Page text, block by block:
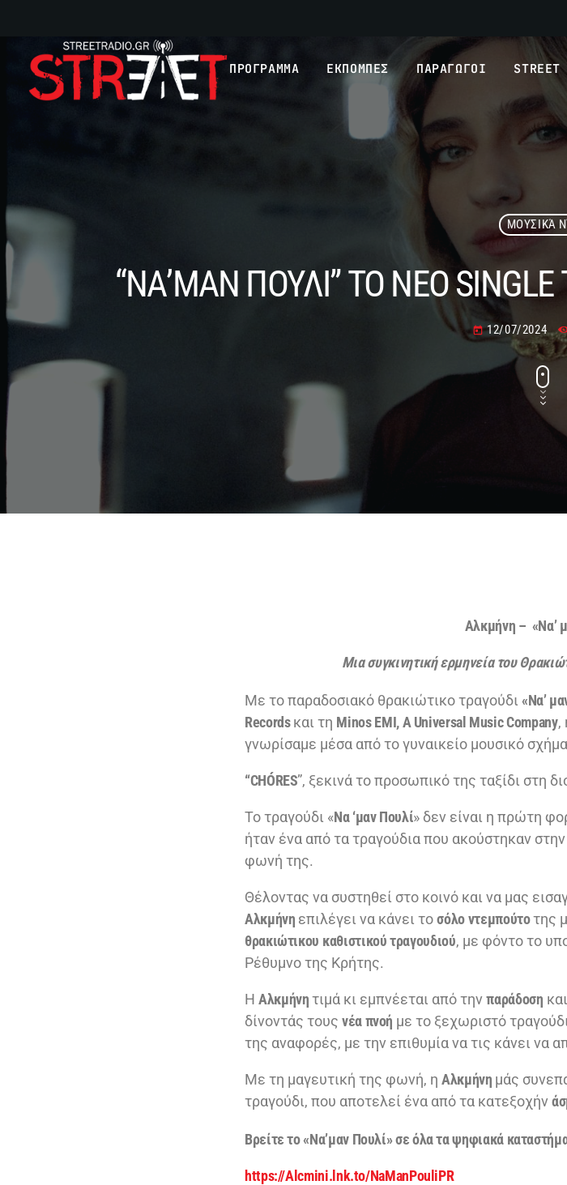
ΠΡΟΓΡΑΜΜΑ ΕΚΠΟΜΠΕΣ ΠΑΡΑΓΩΓΟΙ STREET
ΜΟΥΣΙΚΆ
“ΝΑ’ΜΑΝ ΠΟΥΛΙ” ΤΟ ΝΕΟ
today 12/07/2024
Αλκμήνη – «Να’
Μια συγκινητική ερμηνεία του
Με το παραδοσιακό θρακιώτικο τραγούδι «Να’
Recordsκαι τη Minos EMI,A Universal Music Company,
γνωρίσαμε μέσα από το γυναικείο μουσικό
“CHÓRES”, ξεκινά το προσωπικό της ταξίδι στη
Το τραγούδι «Να ‘μαν Πουλί» δεν είναι η πρώτη
ήταν ένα από τα τραγούδια που ακούστηκαν
φωνή της.
Θέλοντας να συστηθεί στο κοινό και να μας
Aλκμήνη επιλέγει να κάνει τοσόλο ντεμπούτοτης
θρακιώτικου καθιστικού τραγουδιού, με φόντο το
Ρέθυμνο της Κρήτης.
Η Αλκμήνητιμά κι εμπνέεται από τηνπαράδοση
δίνοντάς τους νέα πνοή με το ξεχωριστό
της αναφορές, με την επιθυμία να τις κάνει να
Με τη μαγευτική της φωνή, η Αλκμήνη μάς
τραγούδι, που αποτελεί ένα από τα κατεξοχήν
Βρείτε το «Να’μαν Πουλί» σε όλα τα ψηφιακά
https://Alcmini.lnk.to/NaManPouliPR